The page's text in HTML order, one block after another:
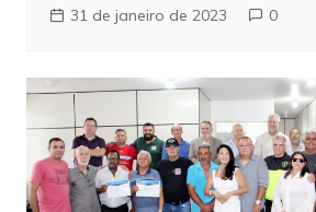
31 de janeiro de 2023
0